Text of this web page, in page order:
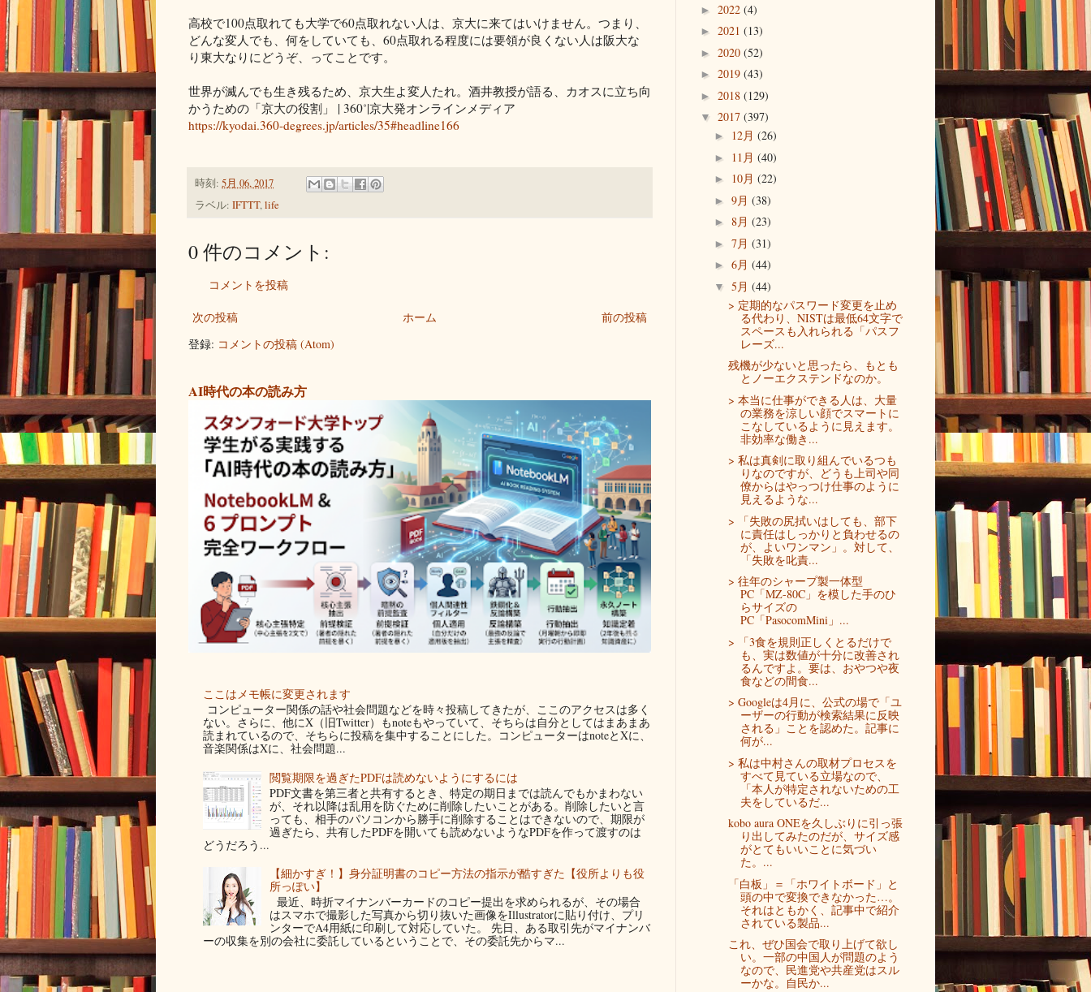
高校で100点取れても大学で60点取れない人は、京大に来てはいけません。 つまり、
どんな変人でも、何をしていても、60点取れる程度には要領が良くない人は阪大な
り東大なりにどうぞ、ってことです。
世界が滅んでも生き残るため、京大生よ変人たれ。酒井教授が語る、カオスに立ち向
かうための「京大の役割」 | 360˚|京大発オンラインメディア
https://kyodai.360-degrees.jp/articles/35#headline166
時刻: 5月 06, 2017
ラベル: IFTTT,life
0 件のコメント:
コメントを投稿
次の投稿 前の投稿
ホーム
登録: コメントの投稿 (Atom)
AI時代の本の読み方
ここはメモ帳に変更されます
コンピューター関係の話や社会問題などを時々投稿してきたが、ここのアクセスは多く
ない。さらに、他にX（旧Twitter）もnoteもやっていて、そちらは自分としてはまあまあ
読まれているので、そちらに投稿を集中することにした。コンピューターはnoteとXに、
音楽関係はXに、社会問題...
閲覧期限を過ぎたPDFは読めないようにするには
PDF文書を第三者と共有するとき、特定の期日までは読んでもかまわない
が、それ以降は乱用を防ぐために削除したいことがある。削除したいと言
っても、相手のパソコンから勝手に削除することはできないので、期限が
過ぎたら、共有したPDFを開いても読めないようなPDFを作って渡すのは
どうだろう...
【細かすぎ！】身分証明書のコピー方法の指示が酷すぎた【役所よりも役
所っぽい】
最近、時折マイナンバーカードのコピー提出を求められるが、その場合
はスマホで撮影した写真から切り抜いた画像をIllustratorに貼り付け、プリ
ンターでA4用紙に印刷して対応していた。 先日、ある取引先がマイナンバ
ーの収集を別の会社に委託しているということで、その委託先からマ...
► 2022 (4)
► 2021 (13)
► 2020 (52)
► 2019 (43)
► 2018 (129)
▼ 2017 (397)
► 12月 (26)
► 11月 (40)
► 10月 (22)
► 9月 (38)
► 8月 (23)
► 7月 (31)
► 6月 (44)
▼ 5月 (44)
> 定期的なパスワード変更を止め
る代わり、NISTは最低64文字で
スペースも入れられる「パスフ
レーズ...
残機が少ないと思ったら、もとも
とノーエクステンドなのか。
> 本当に仕事ができる人は、大量
の業務を涼しい顔でスマートに
こなしているように見えます。
非効率な働き...
> 私は真剣に取り組んでいるつも
りなのですが、どうも上司や同
僚からはやっつけ仕事のように
見えるような...
> 「失敗の尻拭いはしても、部下
に責任はしっかりと負わせるの
が、よいワンマン」。対して、
「失敗を叱責...
> 往年のシャープ製一体型
PC「MZ-80C」を模した手のひ
らサイズの
PC「PasocomMini」...
> 「3食を規則正しくとるだけで
も、実は数値が十分に改善され
るんですよ。要は、おやつや夜
食などの間食...
> Googleは4月に、公式の場で「ユ
ーザーの行動が検索結果に反映
される」ことを認めた。記事に
何が...
> 私は中村さんの取材プロセスを
すべて見ている立場なので、
「本人が特定されないための工
夫をしているだ...
kobo aura ONEを久しぶりに引っ張
り出してみたのだが、サイズ感
がとてもいいことに気づい
た。...
「白板」＝「ホワイトボード」と
頭の中で変換できなかった…。
それはともかく、記事中で紹介
されている製品...
これ、ぜひ国会で取り上げて欲し
い。一部の中国人が問題のよう
なので、民進党や共産党はスル
ーかな。自民か...